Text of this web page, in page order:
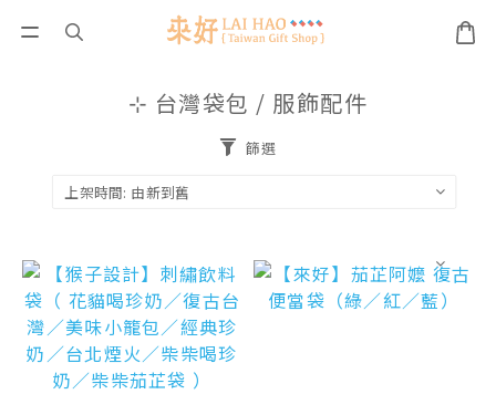
⊹ 台灣袋包 / 服飾配件
篩選